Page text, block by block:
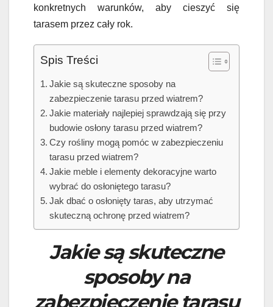
konkretnych warunków, aby cieszyć się
tarasem przez cały rok.
Spis Treści
Jakie są skuteczne sposoby na
zabezpieczenie tarasu przed wiatrem?
Jakie materiały najlepiej sprawdzają się przy
budowie osłony tarasu przed wiatrem?
Czy rośliny mogą pomóc w zabezpieczeniu
tarasu przed wiatrem?
Jakie meble i elementy dekoracyjne warto
wybrać do osłoniętego tarasu?
Jak dbać o osłonięty taras, aby utrzymać
skuteczną ochronę przed wiatrem?
Jakie są skuteczne
sposoby na
zabezpieczenie tarasu